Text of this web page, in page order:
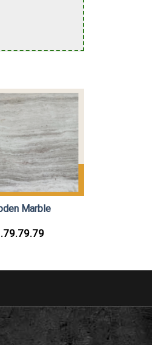
Marble